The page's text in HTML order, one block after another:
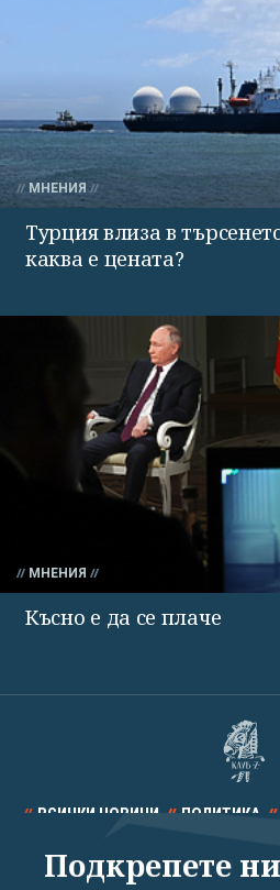
МНЕНИЯ
Турция влиза в
каква е цената?
МНЕНИЯ
Късно е да се плаче
ВСИЧКИ НОВИНИ ПОЛИТИКА
СПОРТ КУЛТУРА
Подкрепете ни